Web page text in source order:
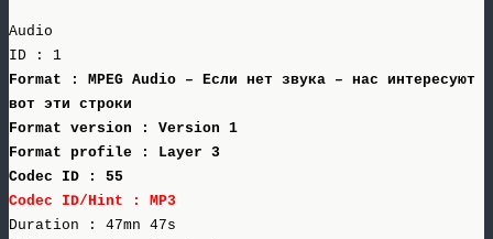
Audio
ID : 1
Format : MPEG Audio – Если нет звука – нас интересуют
вот эти строки
Format version : Version 1
Format profile : Layer 3
Codec ID : 55
Codec ID/Hint : MP3
Duration : 47mn 47s